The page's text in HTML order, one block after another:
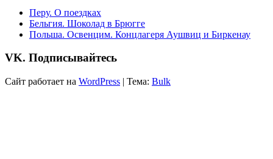
Перу. О поездках
Бельгия. Шоколад в Брюгге
Польша. Освенцим. Концлагеря Аушвиц и Биркенау
VK. Подписывайтесь
Сайт работает на WordPress | Тема: Bulk